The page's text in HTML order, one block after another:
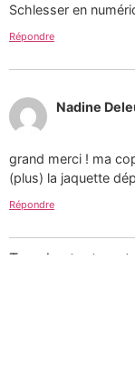
Schlesser en
Répondre
Nadine
grand merci ! ma
(plus) la jaquette
Répondre
Tous les textes et